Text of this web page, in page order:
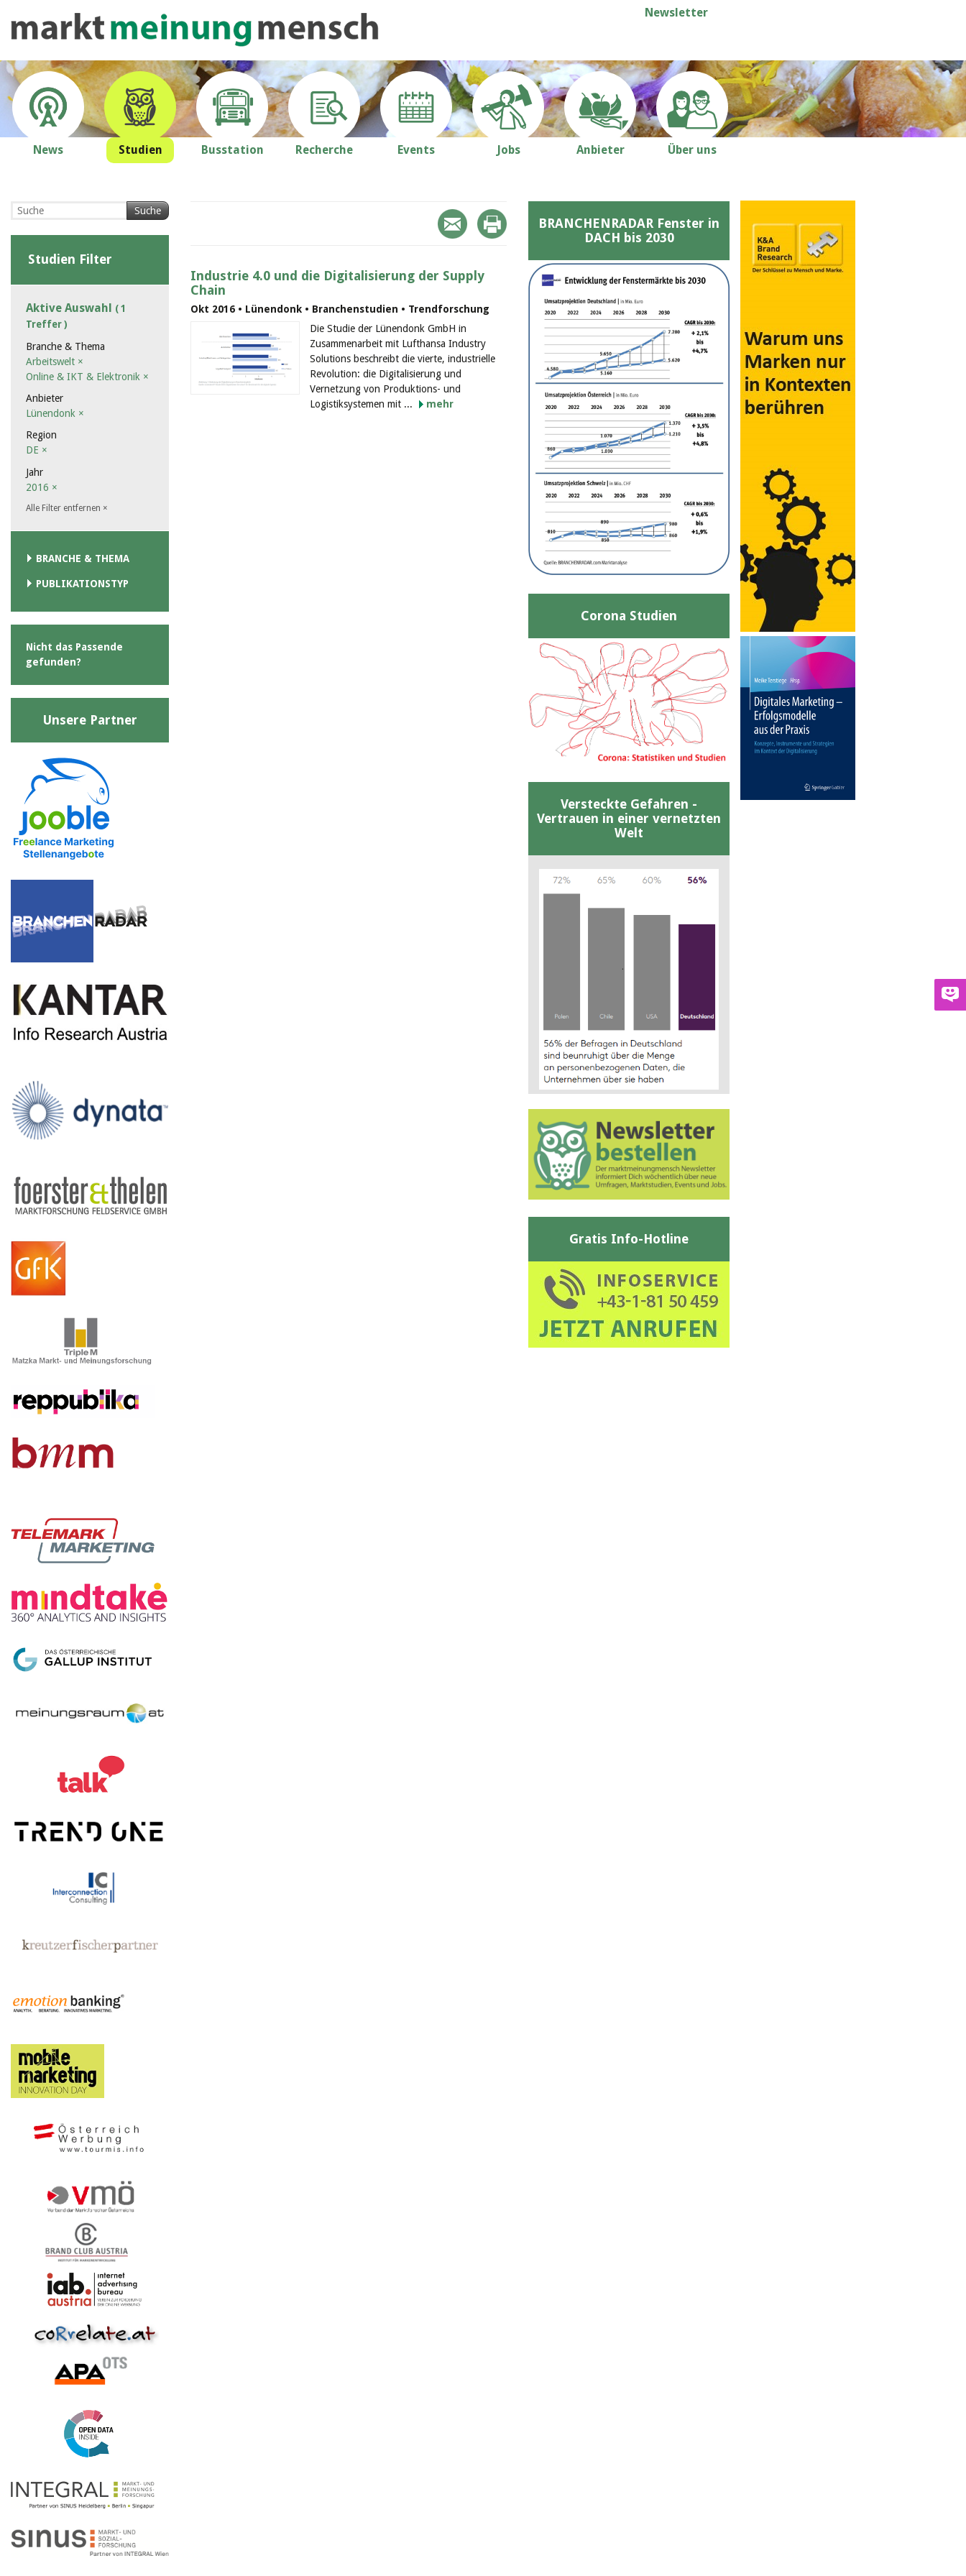
Newsletter
News Studien Busstation Recherche Events Jobs Anbieter Über uns
Industrie 4.0 und die Digitalisierung der Supply
Chain
Okt 2016 • Lünendonk • Branchenstudien • Trendforschung
Die Studie der Lünendonk GmbH in
Zusammenarbeit mit Lufthansa Industry
Solutions beschreibt die vierte, industrielle
Revolution: die Digitalisierung und
Vernetzung von Produktions- und
Logistiksystemen mit ...
mehr
Suche
Studien Filter
Aktive Auswahl ( 1
Treffer )
Branche & Thema
Arbeitswelt ×
Online & IKT & Elektronik ×
Anbieter
Lünendonk ×
Region
DE ×
Jahr
2016 ×
Alle Filter entfernen ×
BRANCHE & THEMA
PUBLIKATIONSTYP
Nicht das Passende
gefunden?
Unsere Partner
BRANCHENRADAR Fenster in
DACH bis 2030
Corona Studien
Versteckte Gefahren -
Vertrauen in einer vernetzten
Welt
Gratis Info-Hotline